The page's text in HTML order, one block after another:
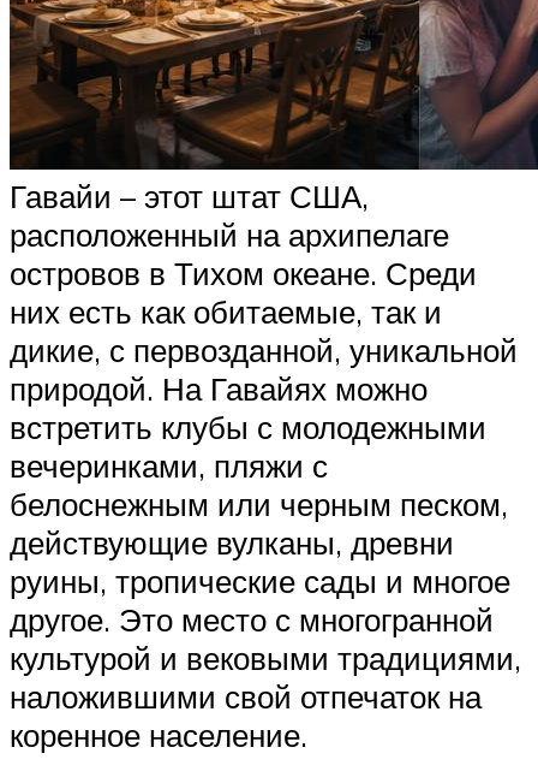
Гавайи – этот штат США,
расположенный на архипелаге
островов в Тихом океане. Среди
них есть как обитаемые, так и
дикие, с первозданной, уникальной
природой. На Гавайях можно
встретить клубы с молодежными
вечеринками, пляжи с
белоснежным или черным песком,
действующие вулканы, древни
руины, тропические сады и многое
другое. Это место с многогранной
культурой и вековыми традициями,
наложившими свой отпечаток на
коренное население.